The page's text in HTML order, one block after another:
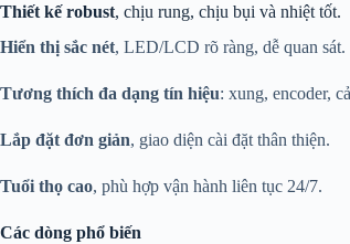
Thiết kế robust, chịu rung, chịu bụi và nhiệt tốt.
Hiển thị sắc nét, LED/LCD rõ ràng, dễ quan sát.
Tương thích đa dạng tín hiệu: xung, encoder,
Lắp đặt đơn giản, giao diện cài đặt thân thiện.
Tuổi thọ cao, phù hợp vận hành liên tục 24/7.
Các dòng phổ biến